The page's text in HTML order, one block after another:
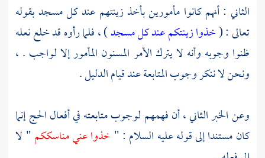
الثاني : أنهم كانوا مأمورين بأخذ زينتهم عند كل مسجد بقوله
تعالى : (خذوا زينتكم عند كل مسجد) ، فلما رأوه قد خلع نعله
ظنوا وجوبه وأنه لا يترك الأمر المسنون المأمور إلا لواجب . ،
ونحن لا ننكر وجوب المتابعة عند قيام الدليل .
وعن الخبر الثاني ، أن فهمهم لوجوب متابعته في أفعال الحج إنما
كان مستندا إلى قوله عليه السلام : " خذوا عني مناسككم" لا